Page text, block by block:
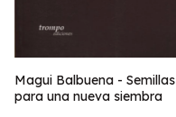
Magui Balbuena - Semillas
para una nueva siembra